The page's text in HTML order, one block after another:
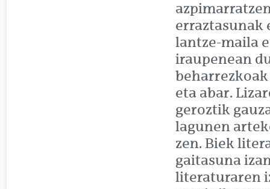
erraztasunak
lantze-maila
iraupenean
eta abar.
geroztik
lagunen
zen. Biek
gaitasuna
literaturaren